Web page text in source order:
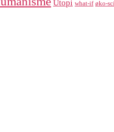
Utopi what-if øko-